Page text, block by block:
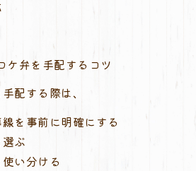
ケ弁を手配するコツ
配する際は、
を事前に明確にする
ぶ
い分ける